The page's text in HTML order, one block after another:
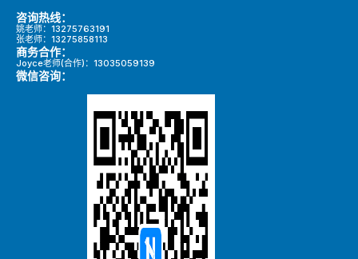
咨询热线：
姚老师：13275763191
张老师：13275858113
商务合作：
Joyce老师(合作)：13035059139
微信咨询：